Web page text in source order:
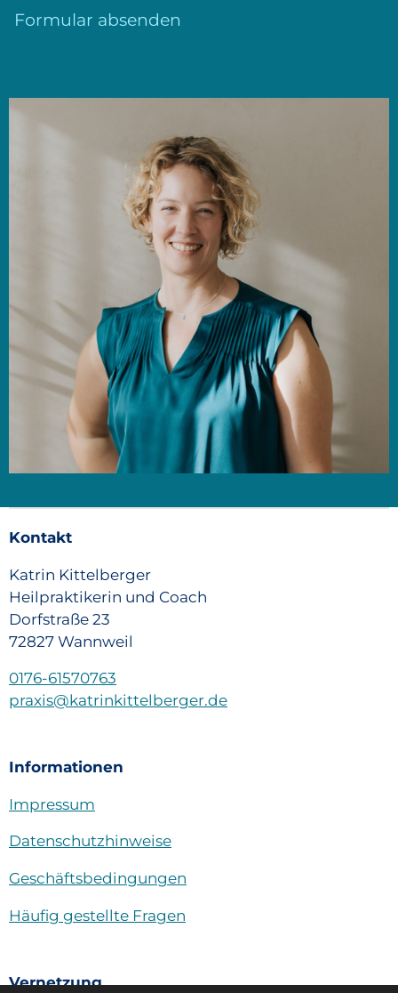
Formular absenden
Kontakt
Katrin Kittelberger
Heilpraktikerin und Coach
Dorfstraße 23
72827 Wannweil
0176-61570763
praxis@katrinkittelberger.de
Informationen
Impressum
Datenschutzhinweise
Geschäftsbedingungen
Häufig gestellte Fragen
Vernetzung